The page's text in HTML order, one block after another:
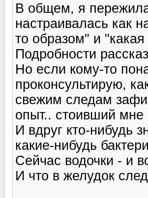
В общем, я пережила
настраивалась как
то образом" и
Подробности
Но если кому-то
проконсультирую,
свежим следам
опыт.. стоивший мне
И вдруг кто-нибудь
какие-нибудь
Сейчас водочки - и
И что в желудок